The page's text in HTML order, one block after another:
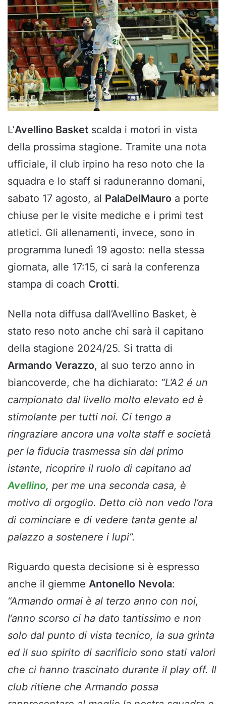
L’Avellino Basket scalda i motori in vista
della prossima stagione. Tramite una nota
ufficiale, il club irpino ha reso noto che la
squadra e lo staff si raduneranno domani,
sabato 17 agosto, al PalaDelMauro a porte
chiuse per le visite mediche e i primi test
atletici. Gli allenamenti, invece, sono in
programma lunedì 19 agosto: nella stessa
giornata, alle 17:15, ci sarà la conferenza
stampa di coach Crotti.
Nella nota diffusa dall’Avellino Basket, è
stato reso noto anche chi sarà il capitano
della stagione 2024/25. Si tratta di
Armando Verazzo, al suo terzo anno in
biancoverde, che ha dichiarato: “L’A2 é un
campionato dal livello molto elevato ed è
stimolante per tutti noi. Ci tengo a
ringraziare ancora una volta staff e società
per la fiducia trasmessa sin dal primo
istante, ricoprire il ruolo di capitano ad
Avellino, per me una seconda casa, è
motivo di orgoglio. Detto ciò non vedo l’ora
di cominciare e di vedere tanta gente al
palazzo a sostenere i lupi”.
Riguardo questa decisione si è espresso
anche il giemme Antonello Nevola:
“Armando ormai è al terzo anno con noi,
l’anno scorso ci ha dato tantissimo e non
solo dal punto di vista tecnico, la sua grinta
ed il suo spirito di sacrificio sono stati valori
che ci hanno trascinato durante il play off. Il
club ritiene che Armando possa